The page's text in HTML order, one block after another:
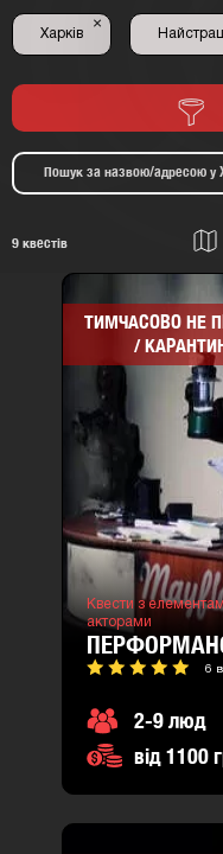
Харків
×
9 квестів
ТИМЧАСОВО НЕ
/
Квести з
акторами
6
2-9 люд
від 1100